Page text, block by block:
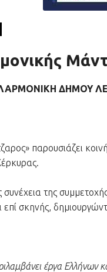
ΔΗΜΟΥ
παρουσιάζει
της
σκηνής,
έργα